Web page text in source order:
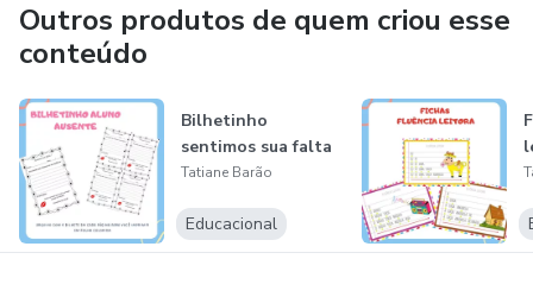
Outros produtos de quem criou esse
conteúdo
Bilhetinho
sentimos sua falta
Tatiane Barão
Educacional